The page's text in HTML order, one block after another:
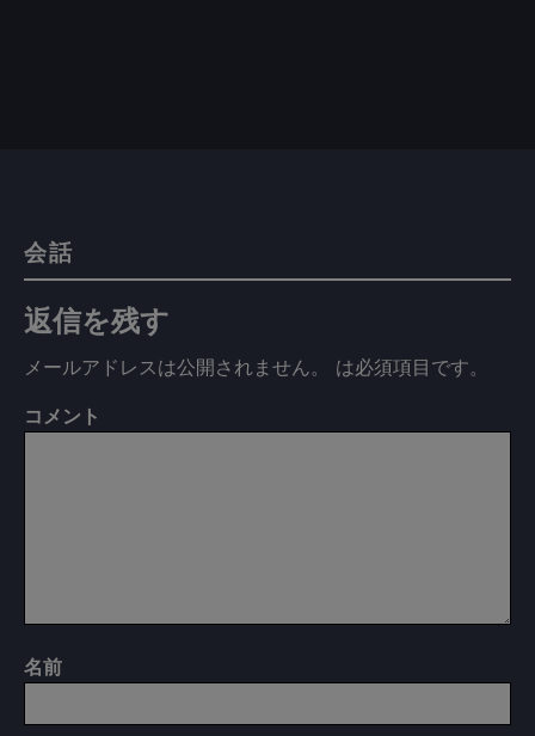
会話
返信を残す
メールアドレスは公開されません。 は必須項目です。
コメント
名前